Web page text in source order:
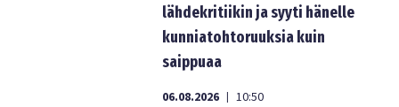
lähdekritiikin ja syyti hänelle
kunniatohtoruuksia kuin
saippuaa
06.08.2026 | 10:50